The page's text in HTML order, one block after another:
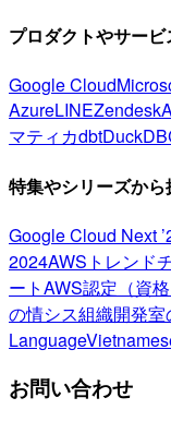
プロダクトやサー
Google Cloud
AzureLINEZendesk
マティカdbtDuckDB
特集やシリーズから
Google Cloud Next
2024AWSトレンド
ートAWS認定（資格
の情シス組織開発室
Language
お問い合わせ